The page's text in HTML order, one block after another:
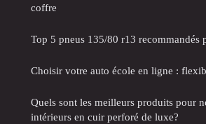
coffre
Top 5 pneus 135/80 r13 recommandés
Choisir votre auto école en ligne :
Quels sont les meilleurs produits pour
intérieurs en cuir perforé de luxe?